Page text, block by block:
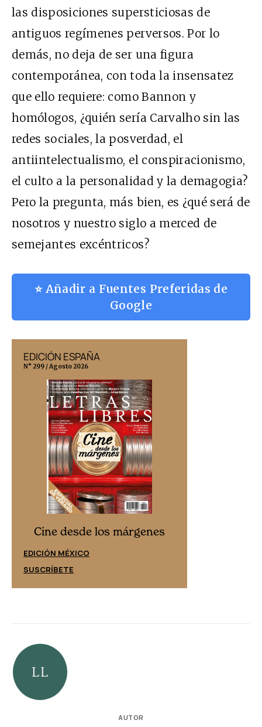
las disposiciones supersticiosas de
antiguos regímenes perversos. Por lo
demás, no deja de ser una figura
contemporánea, con toda la insensatez
que ello requiere: como Bannon y
homólogos, ¿quién sería Carvalho sin las
redes sociales, la posverdad, el
antiintelectualismo, el conspiracionismo,
el culto a la personalidad y la demagogia?
Pero la pregunta, más bien, es ¿qué será de
nosotros y nuestro siglo a merced de
semejantes excéntricos?
⭐ Añadir a Fuentes Preferidas de
Google
EDICIÓN ESPAÑA
N° 299 / Agosto 2026
Cine desde los márgenes
EDICIÓN MÉXICO
SUSCRÍBETE
AUTOR